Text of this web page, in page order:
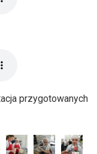
przygotowanych